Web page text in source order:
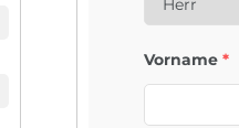
Vorname *